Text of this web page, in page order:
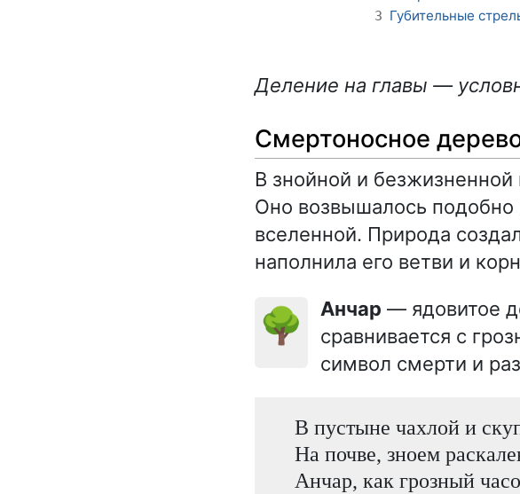
3 Губительные
Деление на главы —
Смертоносное
В знойной и
Оно возвышалось подобно
вселенной. Природа
наполнила его ветви и
🌳 Анчар — ядовитое
сравнивается с
символ смерти и
В пустыне чахлой и
На почве, зноем
Анчар, как грозный